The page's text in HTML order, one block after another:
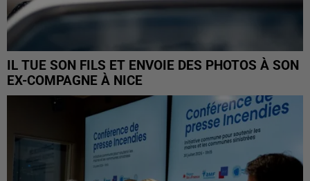
IL TUE SON FILS ET ENVOIE DES PHOTOS À SON
EX-COMPAGNE À NICE